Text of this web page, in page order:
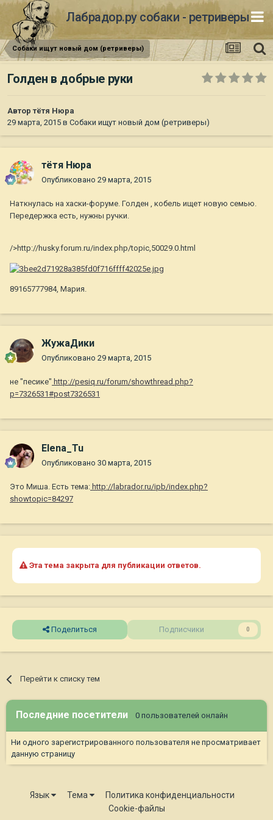
Лабрадор.ру собаки - ретриверы
Собаки ищут новый дом (ретриверы)
Голден в добрые руки
Автортётя Нюра
29 марта, 2015 в Собаки ищут новый дом (ретриверы)
тётя Нюра
Опубликовано 29 марта, 2015
Наткнулась на хаски-форуме. Голден , кобель ищет новую семью.
Передержка есть, нужны ручки.
/>http://husky.forum.ru/index.php/topic,50029.0.html
89165777984, Мария.
ЖужаДики
Опубликовано 29 марта, 2015
не "песике" http://pesiq.ru/forum/showthread.php?
p=7326531#post7326531
Elena_Tu
Опубликовано 30 марта, 2015
Это Миша. Есть тема: http://labrador.ru/ipb/index.php?
showtopic=84297
Эта тема закрыта для публикации ответов.
Поделиться Подписчики 0
Перейти к списку тем
Последние посетители 0 пользователей онлайн
Ни одного зарегистрированного пользователя не просматривает
данную страницу
Язык Тема
Политика конфиденциальности
Cookie-файлы